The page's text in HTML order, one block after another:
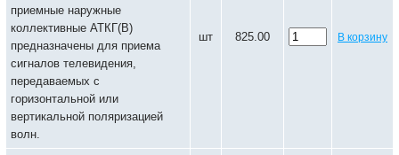
приемные наружные
коллективные АТКГ(В)
предназначены для приема
сигналов телевидения,
передаваемых с
горизонтальной или
вертикальной поляризацией
волн.
шт 825.00 В корзину